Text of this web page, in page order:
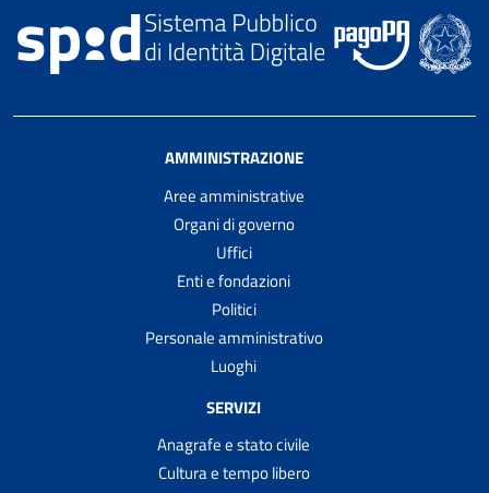
AMMINISTRAZIONE
Aree amministrative
Organi di governo
Uffici
Enti e fondazioni
Politici
Personale amministrativo
Luoghi
SERVIZI
Anagrafe e stato civile
Cultura e tempo libero